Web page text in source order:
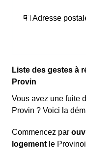
📮 Adresse
Liste des gestes à
Provin
Vous avez une fuite
Provin ? Voici la
Commencez par
logement le